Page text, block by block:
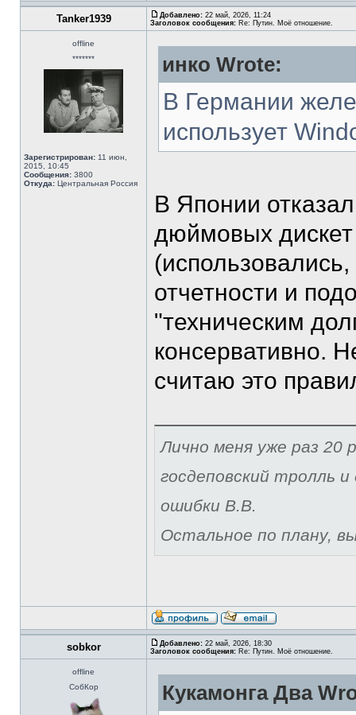
Tanker1939 Добавлено: 22 май, 2026, 11:24
Заголовок сообщения: Re: Путин. Моё отношение.
offline
*******
Зарегистрирован: 11 июн,
2015, 10:45
Сообщения: 3800
Откуда: Центральная Россия
инко Wrote:
В Германии
использует
В Японии
дюймовых
отчетности и
"техническим
консервативно.
считаю это
Лично меня уже раз 20
госдеповский тролль
ошибки В.В.
Остальное по плану,
sobkor Добавлено: 22 май, 2026, 18:30
Заголовок сообщения: Re: Путин. Моё отношение.
offline
СобКор
Кукамонга Два